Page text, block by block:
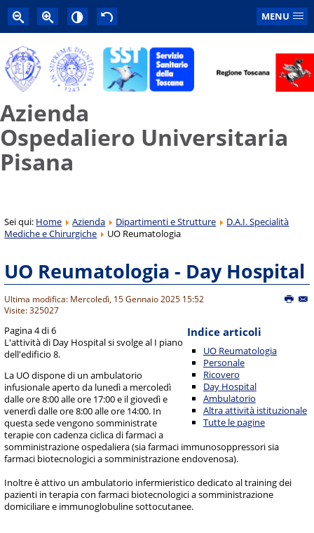
MENU
Azienda
Ospedaliero Universitaria
Pisana
Sei qui: Home Azienda Dipartimenti e Strutture
D.A.I. Specialità
Mediche e Chirurgiche
UO Reumatologia
UO Reumatologia - Day Hospital
Ultima modifica: Mercoledì, 15 Gennaio 2025 15:52
Visite: 325027
Indice articoli
UO Reumatologia
Personale
Ricovero
Day Hospital
Ambulatorio
Altra attività istituzionale
Tutte le pagine
Pagina 4 di 6
L'attività di Day Hospital si svolge al I piano
dell'edificio 8.
La UO dispone di un ambulatorio
infusionale aperto da lunedì a mercoledì
dalle ore 8:00 alle ore 17:00 e il giovedì e
venerdì dalle ore 8:00 alle ore 14:00. In
questa sede vengono somministrate
terapie con cadenza ciclica di farmaci a
somministrazione ospedaliera (sia farmaci immunosoppressori sia
farmaci biotecnologici a somministrazione endovenosa).
Inoltre è attivo un ambulatorio infermieristico dedicato al training dei
pazienti in terapia con farmaci biotecnologici a somministrazione
domiciliare e immunoglobuline sottocutanee.